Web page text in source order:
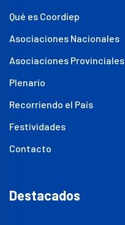
Qué es Coordiep
Asociaciones Nacionales
Asociaciones Provinciales
Plenario
Recorriendo el País
Festividades
Contacto
Destacados